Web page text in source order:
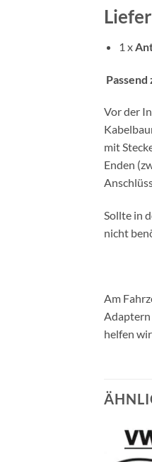
1 x
Vor der
mit
Enden
Sollte in
nicht
Am
Adaptern
helfen